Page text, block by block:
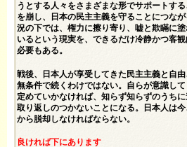
うとする人々をさまざまな形でサポートす
を崩し、日本の民主主義を守ることにつな
況の下では、権力に擦り寄り、嘘と欺瞞に
いるという現実を、できるだけ冷静かつ客
必要もある。
戦後、日本人が享受してきた民主主義と自
無条件で続くわけではない。自らが意識し
定めていかなければ、知らず知らずのうちに
取り返しのつかないことになる。日本人は
から脱却しなければならない。
良ければ下にあります